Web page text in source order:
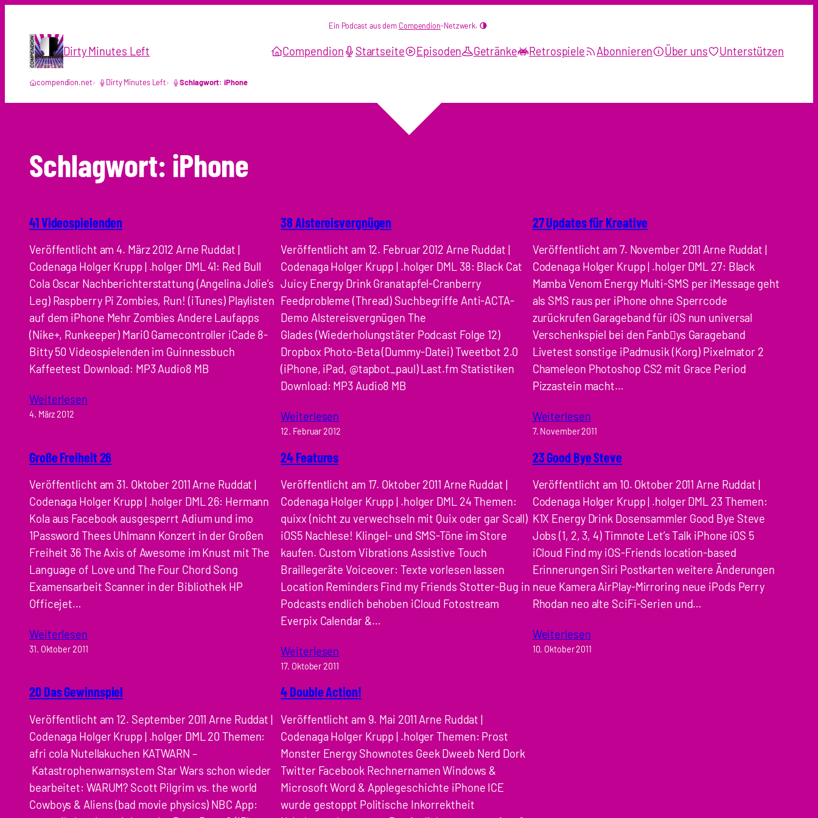
springen
Ein Podcast aus dem Compendion-Netzwerk.
Dirty Minutes Left Compendion Startseite Episoden Getränke Retrospiele Abonnieren Über uns Unterstützen
compendion.net Dirty Minutes Left Schlagwort: iPhone
Schlagwort: iPhone
41 Videospielenden
Veröffentlicht am 4. März 2012 Arne Ruddat |
Codenaga Holger Krupp | .holger DML 41: Red Bull
Cola Oscar Nachberichterstattung (Angelina Jolie’s
Leg) Raspberry Pi Zombies, Run! (iTunes) Playlisten
auf dem iPhone Mehr Zombies Andere Laufapps
(Nike+, Runkeeper) Mari0 Gamecontroller iCade 8-
Bitty 50 Videospielenden im Guinnessbuch
Kaffeetest Download: MP3 Audio8 MB
Weiterlesen
4. März 2012
38 Alstereisvergnügen
Veröffentlicht am 12. Februar 2012 Arne Ruddat |
Codenaga Holger Krupp | .holger DML 38: Black Cat
Juicy Energy Drink Granatapfel-Cranberry
Feedprobleme (Thread) Suchbegriffe Anti-ACTA-
Demo Alstereisvergnügen The
Glades (Wiederholungstäter Podcast Folge 12)
Dropbox Photo-Beta (Dummy-Datei) Tweetbot 2.0
(iPhone, iPad, @tapbot_paul) Last.fm Statistiken
Download: MP3 Audio8 MB
Weiterlesen
12. Februar 2012
27 Updates für Kreative
Veröffentlicht am 7. November 2011 Arne Ruddat |
Codenaga Holger Krupp | .holger DML 27: Black
Mamba Venom Energy Multi-SMS per iMessage geht
als SMS raus per iPhone ohne Sperrcode
zurückrufen Garageband für iOS nun universal
Verschenkspiel bei den Fanbys Garageband
Livetest sonstige iPadmusik (Korg) Pixelmator 2
Chameleon Photoshop CS2 mit Grace Period
Pizzastein macht…
Weiterlesen
7. November 2011
Große Freiheit 26
Veröffentlicht am 31. Oktober 2011 Arne Ruddat |
Codenaga Holger Krupp | .holger DML 26: Hermann
Kola aus Facebook ausgesperrt Adium und imo
1Password Thees Uhlmann Konzert in der Großen
Freiheit 36 The Axis of Awesome im Knust mit The
Language of Love und The Four Chord Song
Examensarbeit Scanner in der Bibliothek HP
Officejet…
Weiterlesen
31. Oktober 2011
24 Features
Veröffentlicht am 17. Oktober 2011 Arne Ruddat |
Codenaga Holger Krupp | .holger DML 24 Themen:
quixx (nicht zu verwechseln mit Quix oder gar Scall)
iOS5 Nachlese! Klingel- und SMS-Töne im Store
kaufen. Custom Vibrations Assistive Touch
Braillegeräte Voiceover: Texte vorlesen lassen
Location Reminders Find my Friends Stotter-Bug in
Podcasts endlich behoben iCloud Fotostream
Everpix Calendar &…
Weiterlesen
17. Oktober 2011
23 Good Bye Steve
Veröffentlicht am 10. Oktober 2011 Arne Ruddat |
Codenaga Holger Krupp | .holger DML 23 Themen:
K1X Energy Drink Dosensammler Good Bye Steve
Jobs (1, 2, 3, 4) Timnote Let’s Talk iPhone iOS 5
iCloud Find my iOS-Friends location-based
Erinnerungen Siri Postkarten weitere Änderungen
neue Kamera AirPlay-Mirroring neue iPods Perry
Rhodan neo alte SciFi-Serien und…
Weiterlesen
10. Oktober 2011
20 Das Gewinnspiel
Veröffentlicht am 12. September 2011 Arne Ruddat |
Codenaga Holger Krupp | .holger DML 20 Themen:
afri cola Nutellakuchen KATWARN –
Katastrophenwarnsystem Star Wars schon wieder
bearbeitet: WARUM? Scott Pilgrim vs. the world
Cowboys & Aliens (bad movie physics) NBC App:
4 Double Action!
Veröffentlicht am 9. Mai 2011 Arne Ruddat |
Codenaga Holger Krupp | .holger Themen: Prost
Monster Energy Shownotes Geek Dweeb Nerd Dork
Twitter Facebook Rechnernamen Windows &
Microsoft Word & Applegeschichte iPhone ICE
wurde gestoppt Politische Inkorrektheit